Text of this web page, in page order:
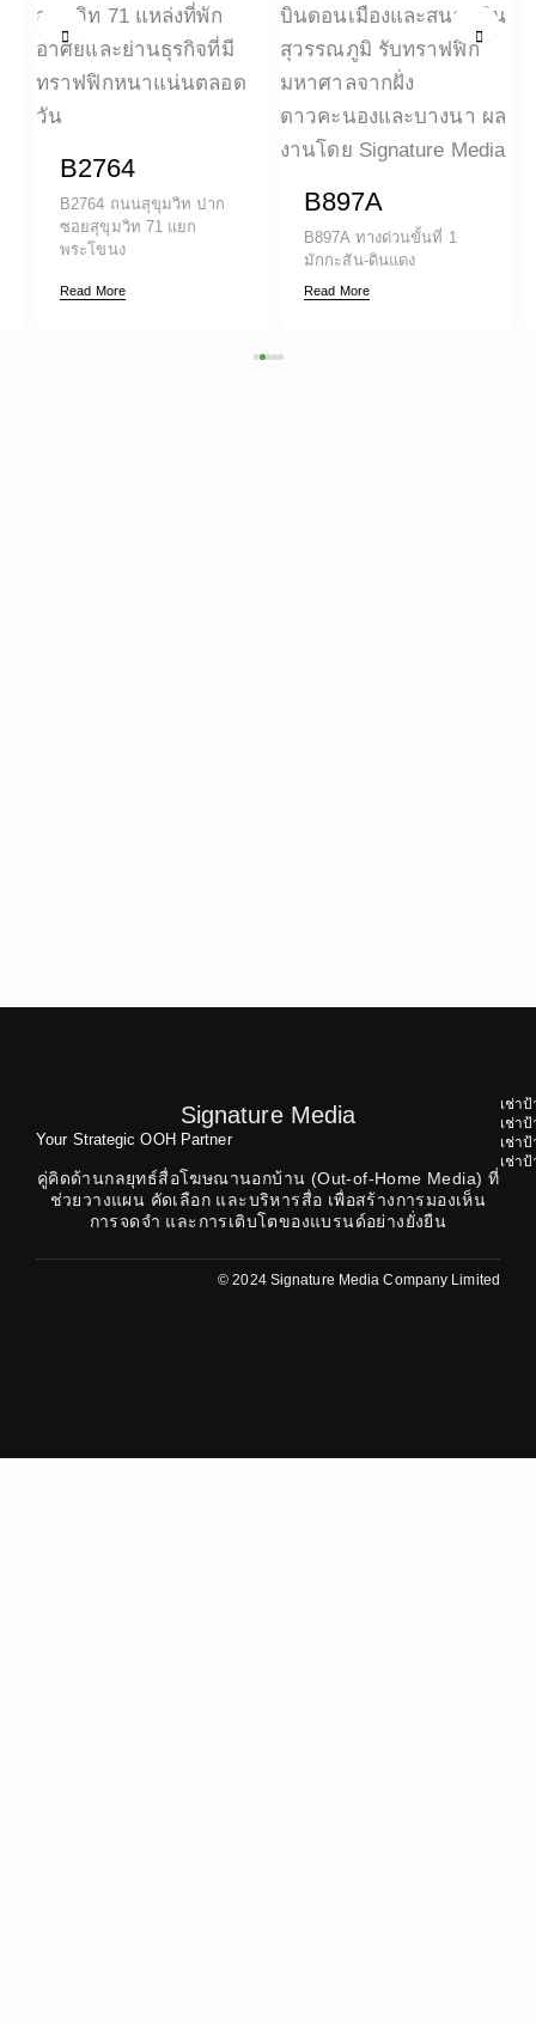
B2764
B2764 ถนนสุขุมวิท ปาก
ซอยสุขุมวิท 71 แยก
พระโขนง
Read More
B897A
B897A ทางด่วนขั้นที่ 1
มักกะสัน-ดินแดง
Read More
Signature Media
Your Strategic OOH Partner
คู่คิดด้านกลยุทธ์สื่อโฆษณานอกบ้าน (Out-of-Home Media) ที่
ช่วยวางแผน คัดเลือก และบริหารสื่อ เพื่อสร้างการมองเห็น
การจดจำ และการเติบโตของแบรนด์อย่างยั่งยืน
เช่า
เช่า
เช่า
เช่า
© 2024 Signature Media Company Limited